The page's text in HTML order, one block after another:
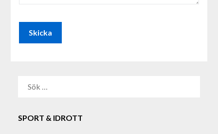
SPORT & IDROTT